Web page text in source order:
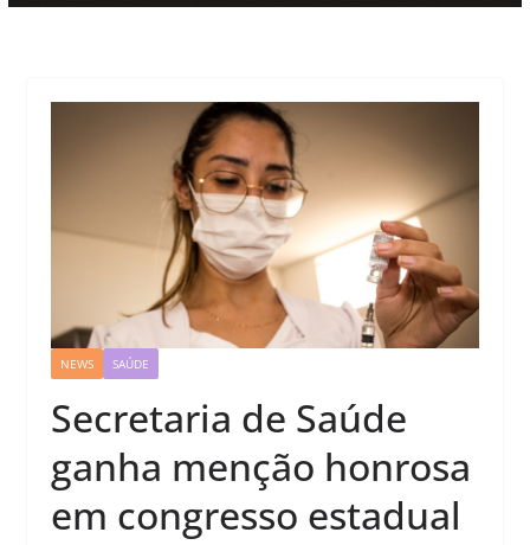
NEWS SAÚDE
Secretaria de Saúde
ganha menção honrosa
em congresso estadual